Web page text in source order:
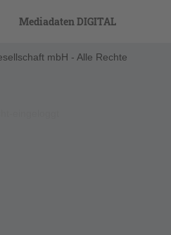
Mediadaten DIGITAL
mbH - Alle Rechte